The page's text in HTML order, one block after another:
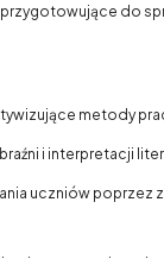
do
metody
i interpretacji
uczniów poprzez